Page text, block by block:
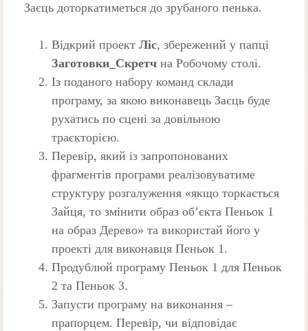
Заєць доторка­тиметься до зрубаного пенька.
Відкрий проект Ліс, збережений у папці
Заготовки_Скретч на Робочому столі.
Із поданого набору команд склади
програму, за якою виконавець Заєць буде
рухатись по сцені за довільною
траєкторією.
Перевір, який із запропонованих
фрагментів програми реалізовуватиме
структуру розгалуження «якщо торкається
Зайця, то змінити образ об’єкта Пеньок 1
на образ Дерево» та використай його у
проекті для виконавця Пеньок 1.
Продублюй програму Пеньок 1 для Пеньок
2 та Пеньок 3.
Запусти програму на виконання –
прапорцем. Перевір, чи відповідає